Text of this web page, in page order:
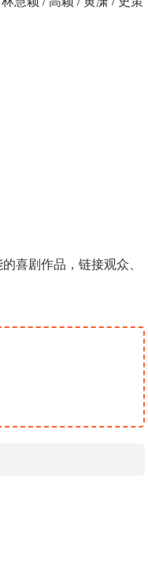
喜剧作品，链接观众、